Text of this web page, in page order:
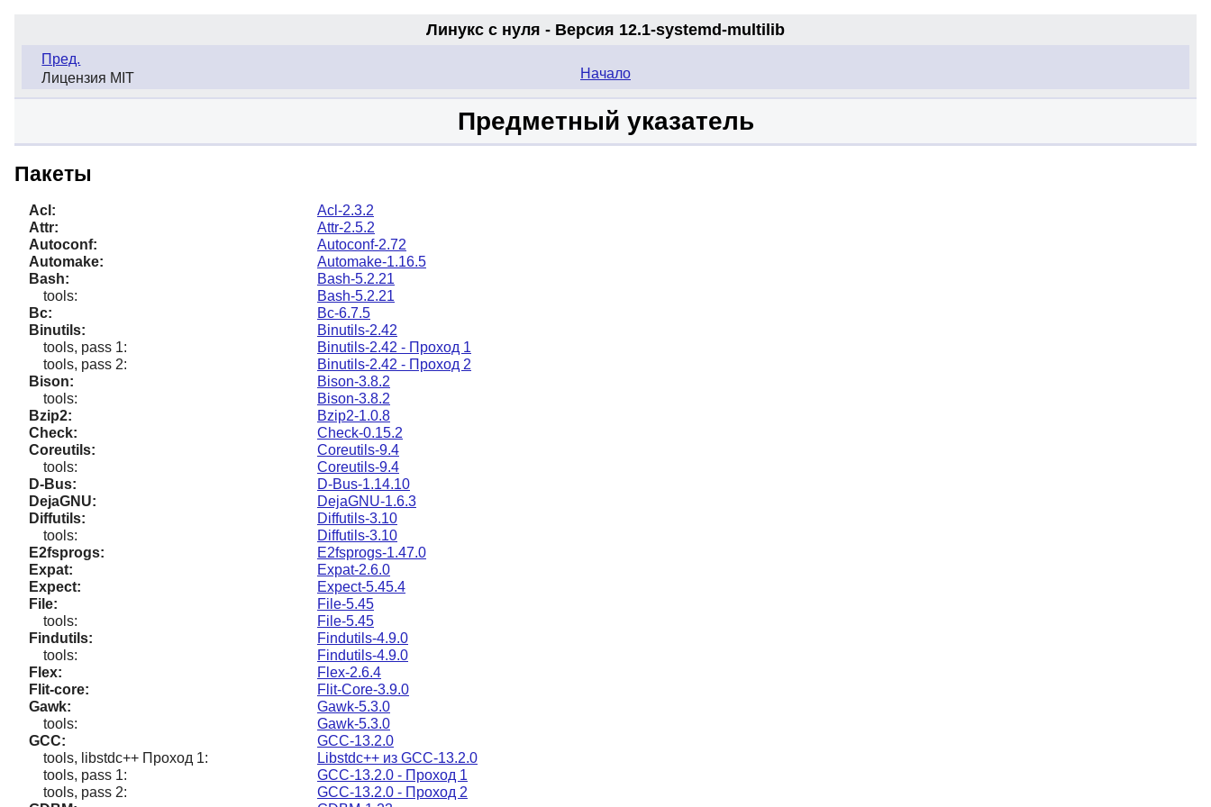
Линукс с нуля - Версия 12.1-systemd-multilib
Пред.
Лицензия MIT
Начало
Предметный указатель
Пакеты
Acl:
Acl-2.3.2
Attr:
Attr-2.5.2
Autoconf:
Autoconf-2.72
Automake:
Automake-1.16.5
Bash:
Bash-5.2.21
tools:
Bash-5.2.21
Bc:
Bc-6.7.5
Binutils:
Binutils-2.42
tools, pass 1:
Binutils-2.42 - Проход 1
tools, pass 2:
Binutils-2.42 - Проход 2
Bison:
Bison-3.8.2
tools:
Bison-3.8.2
Bzip2:
Bzip2-1.0.8
Check:
Check-0.15.2
Coreutils:
Coreutils-9.4
tools:
Coreutils-9.4
D-Bus:
D-Bus-1.14.10
DejaGNU:
DejaGNU-1.6.3
Diffutils:
Diffutils-3.10
tools:
Diffutils-3.10
E2fsprogs:
E2fsprogs-1.47.0
Expat:
Expat-2.6.0
Expect:
Expect-5.45.4
File:
File-5.45
tools:
File-5.45
Findutils:
Findutils-4.9.0
tools:
Findutils-4.9.0
Flex:
Flex-2.6.4
Flit-core:
Flit-Core-3.9.0
Gawk:
Gawk-5.3.0
tools:
Gawk-5.3.0
GCC:
GCC-13.2.0
tools, libstdc++ Проход 1:
Libstdc++ из GCC-13.2.0
tools, pass 1:
GCC-13.2.0 - Проход 1
tools, pass 2:
GCC-13.2.0 - Проход 2